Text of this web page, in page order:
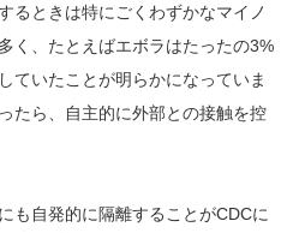
るときは特にごくわずかなマイノ
く、たとえばエボラはたったの3%
ていたことが明らかになっていま
たら、自主的に外部との接触を控
も自発的に隔離することがCDCに